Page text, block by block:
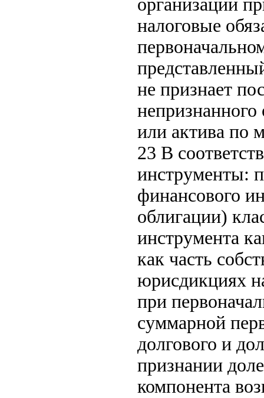
организации
налоговые
не признает
непризнанного
или актива по
23 В
инструменты:
финансового
облигации)
инструмента
как часть
юрисдикциях
при
суммарной
долгового и
признании
компонента